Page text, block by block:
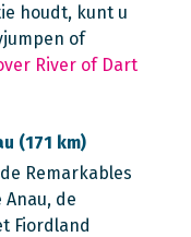
houdt, kunt u
of
River of Dart
(171 km)
Remarkables
Anau, de
Fiordland